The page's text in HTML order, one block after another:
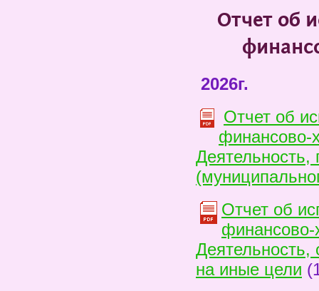
Отчет об
2026г.
Отчет об
финансово-
Деятельность,
Отчет об
финансово-
Деятельность,
на иные цели